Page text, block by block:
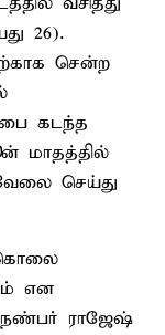
26).
சென்ற
கடந்த
மாதத்தில்
செய்து
என
நண்பர் ராஜேஷ்